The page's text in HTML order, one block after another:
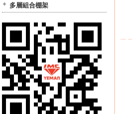
多層組合棚架